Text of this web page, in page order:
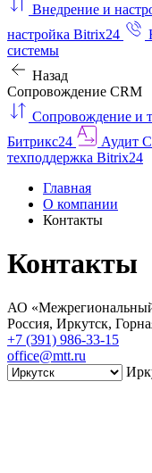
Внедрение и
настройка Bitrix24
системы
Назад
Сопровождение CRM
Сопровождение и
Битрикс24
Аудит
техподдержка Bitrix24
Главная
О компании
Контакты
Контакты
АО
Россия, Иркутск,
+7 (391) 986-33-15
office@mtt.ru